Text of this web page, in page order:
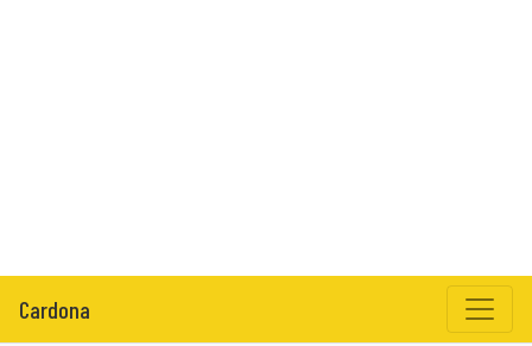
Cardona